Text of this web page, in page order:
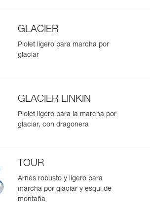
GLACIER
Piolet ligero para marcha por
glaciar
GLACIER LINKIN
Piolet ligero para la marcha por
glaciar, con dragonera
TOUR
Arnés robusto y ligero para
marcha por glaciar y esquí de
montaña